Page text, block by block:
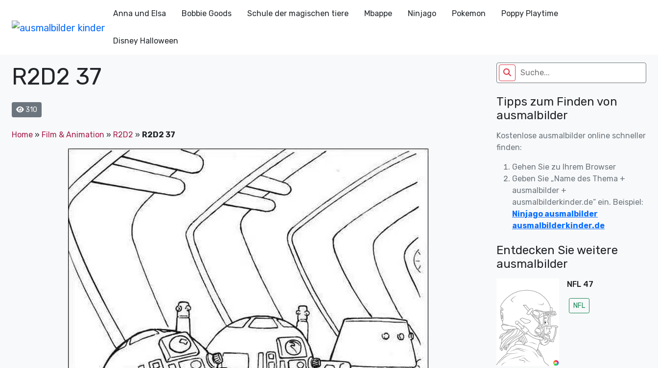
Anna und Elsa Bobbie Goods Schule der magischen tiere Mbappe Ninjago Pokemon Poppy Playtime
Disney Halloween
R2D2 37
310
Home » Film & Animation » R2D2 » R2D2 37
Tipps zum Finden von
ausmalbilder
Kostenlose ausmalbilder online schneller
finden:
Gehen Sie zu Ihrem Browser
Geben Sie „Name des Thema +
ausmalbilder +
ausmalbilderkinder.de“ ein. Beispiel:
Ninjago ausmalbilder
ausmalbilderkinder.de
Entdecken Sie weitere
ausmalbilder
NFL 47
NFL